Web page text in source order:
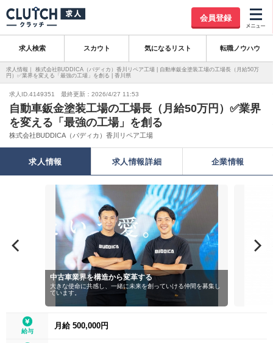
会員登録
求人検索 スカウト 気になるリスト 転職ノウハウ
求人情報｜ 株式会社BUDDICA（バディカ）香川リペア工場 | 自動車鈑金塗装工場の工場長（月給50万
円）✅業界を変える「最強の工場」を創る | 香川県
求人ID.4149351 最終更新：2026/4/27 11:53
自動車鈑金塗装工場の工場長（月給50万円）✅業界
を変える「最強の工場」を創る
株式会社BUDDICA（バディカ）香川リペア工場
求人情報 求人情報詳細 企業情報
中古車業界を構造から変革する
大きな使命に共感し、一緒に未来を創っていける仲間を募集し
ています。
給与
月給 500,000円